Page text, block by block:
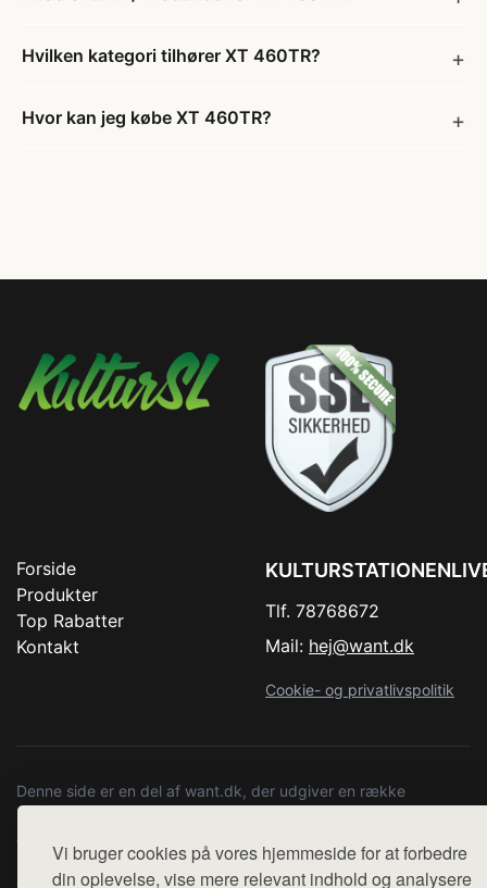
Vi bruger cookies på vores hjemmeside for at forbedre
din oplevelse, vise mere relevant indhold og analysere
Hvilken kategori tilhører XT 460TR?
Hvor kan jeg købe XT 460TR?
Forside
Produkter
Top Rabatter
Kontakt
Tlf. 78768672
Mail: hej@want.dk
Cookie- og privatlivspolitik
Denne side er en del af want.dk, der udgiver en række
hjemmesider med præsentation af forskellige produkter fra
diverse webshops. Der sælges ikke varer fra denne side - vi
henviser til de shops, som sælger varen. Vi har heller ikke